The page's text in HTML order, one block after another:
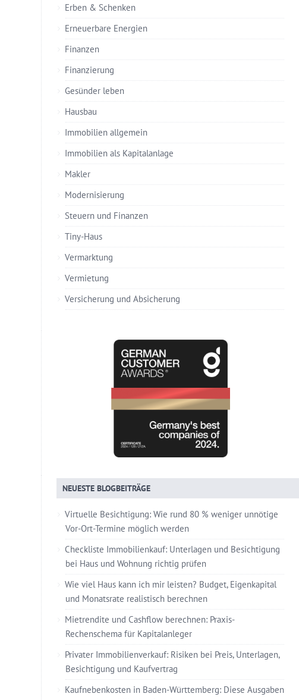
Erben & Schenken
Erneuerbare Energien
Finanzen
Finanzierung
Gesünder leben
Hausbau
Immobilien allgemein
Immobilien als Kapitalanlage
Makler
Modernisierung
Steuern und Finanzen
Tiny-Haus
Vermarktung
Vermietung
Versicherung und Absicherung
NEUESTE BLOGBEITRÄGE
Virtuelle Besichtigung: Wie rund 80 % weniger unnötige
Vor-Ort-Termine möglich werden
Checkliste Immobilienkauf: Unterlagen und Besichtigung
bei Haus und Wohnung richtig prüfen
Wie viel Haus kann ich mir leisten? Budget, Eigenkapital
und Monatsrate realistisch berechnen
Mietrendite und Cashflow berechnen: Praxis-
Rechenschema für Kapitalanleger
Privater Immobilienverkauf: Risiken bei Preis, Unterlagen,
Besichtigung und Kaufvertrag
Kaufnebenkosten in Baden-Württemberg: Diese Ausgaben